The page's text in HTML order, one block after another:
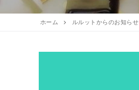
ホーム ルルットからのお知らせ